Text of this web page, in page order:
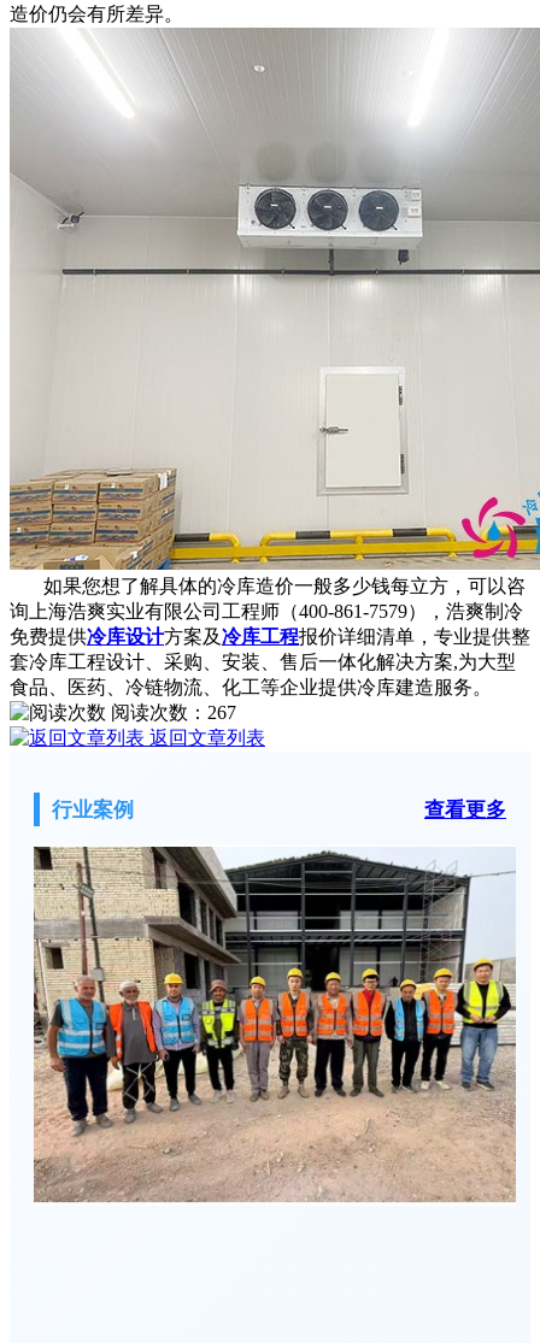
造价仍会有所差异。
如果您想了解具体的冷库造价一般多少钱每立方，可以咨
询上海浩爽实业有限公司工程师（400-861-7579），浩爽制冷
免费提供冷库设计方案及冷库工程报价详细清单，专业提供整
套冷库工程设计、采购、安装、售后一体化解决方案,为大型
食品、医药、冷链物流、化工等企业提供冷库建造服务。
阅读次数： 267
返回文章列表
行业案例 查看更多